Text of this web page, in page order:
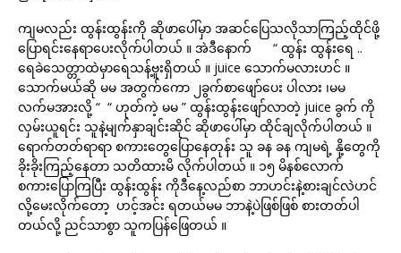
ကျမလည်း ထွန်းထွန်းကို ဆိုဖာပေါ်မှာ အဆင်ပြေသလိုသာကြည့်ထိုင်ဖို့
ပြောရင်းနေရာပေးလိုက်ပါတယ် ။ အဲဒီနောက် “ ထွန်း ထွန်းရေ ..
ရေခဲသေတ္တာထဲမှာရေသန့်ဗူးရှိတယ် ။ juice သောက်မလားဟင် ။
သောက်မယ်ဆို မမ အတွက်ကော ၂ခွက်စာဖျော်ပေး ပါလား ၊မမ
လက်မအားလို့ “ “ ဟုတ်ကဲ့ မမ ” ထွန်းထွန်းဖျော်လာတဲ့ juice ခွက် ကို
လှမ်းယူရင်း သူနဲ့မျက်နှာချင်းဆိုင် ဆိုဖာပေါ်မှာ ထိုင်ချလိုက်ပါတယ် ။
ရောက်တတ်ရာရာ စကားတွေပြောနေတုန်း သူ ခန ခန ကျမရဲ့ နို့တွေကို
ခိုးခိုးကြည့်နေတာ သတိထားမိ လိုက်ပါတယ် ။ ၁၅ မိနစ်လောက်
စကားပြောကြပြီး ထွန်းထွန်း ကိုဒီနေ့လည်စာ ဘာဟင်းနဲ့စားချင်လဲဟင်
လို့မေးလိုက်တော့ ဟင့်အင်း ရတယ်မမ ဘာနဲ့ပဲဖြစ်ဖြစ် စားတတ်ပါ
တယ်လို့ ညင်သာစွာ သူကပြန်ဖြေတယ် ။